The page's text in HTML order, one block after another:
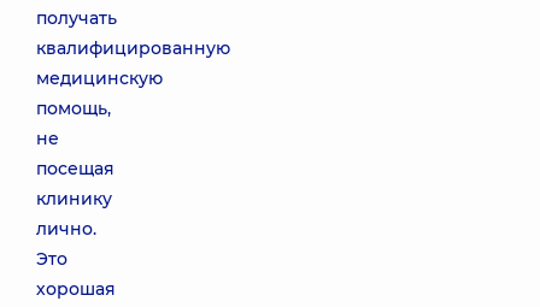
получать
квалифицированную
медицинскую
помощь,
не
посещая
клинику
лично.
Это
хорошая